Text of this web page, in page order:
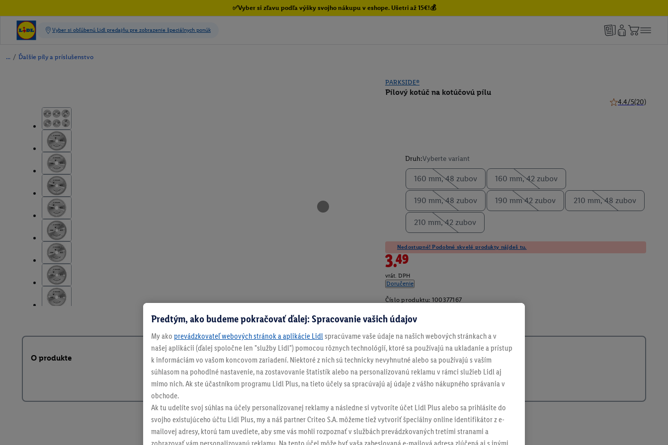
✅Vyber si zľavu podľa výšky svojho nákupu v eshope. Ušetri až 15€!💰
/ Ďalšie píly a príslušenstvo
PARKSIDE®
Pílový kotúč na kotúčovú pílu
4.4/5(20)
Druh:Vyberte variant
160 mm, 48 zubov 160 mm, 42 zubov
190 mm, 48 zubov 190 mm 42 zubov 210 mm, 48 zubov
210 mm, 42 zubov
Nedostupné! Podobné skvelé produkty nájdeš tu.
3.49
vrát. DPH
Doručenie
Číslo produktu: 100377167
O produkte
Predtým, ako budeme pokračovať ďalej: Spracovanie vašich údajov
My ako prevádzkovateľ webových stránok a aplikácie Lidl spracúvame vaše údaje na našich webových stránkach a v
našej aplikácii (ďalej spoločne len "služby Lidl") pomocou rôznych technológií, ktoré sa používajú na ukladanie a prístup
k informáciám vo vašom koncovom zariadení. Niektoré z nich sú technicky nevyhnutné alebo sa používajú s vaším
súhlasom na pohodlné nastavenie, na zostavovanie štatistík alebo na personalizovanú reklamu v rámci služieb Lidl aj
mimo nich. Ak ste účastníkom programu Lidl Plus, na tieto účely sa spracúvajú aj údaje z vášho nákupného správania v
obchode.
Ak tu udelíte svoj súhlas na účely personalizovanej reklamy a následne si vytvoríte účet Lidl Plus alebo sa prihlásite do
svojho existujúceho účtu Lidl Plus, my a náš partner Criteo S.A. môžeme tiež vytvoriť špeciálny online identifikátor z e-
mailovej adresy, ktorú tam uvediete, aby sme vás mohli rozpoznať v službách prevádzkovaných tretími stranami a